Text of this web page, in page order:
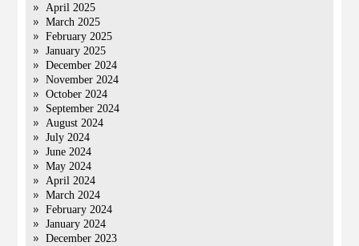
April 2025
March 2025
February 2025
January 2025
December 2024
November 2024
October 2024
September 2024
August 2024
July 2024
June 2024
May 2024
April 2024
March 2024
February 2024
January 2024
December 2023